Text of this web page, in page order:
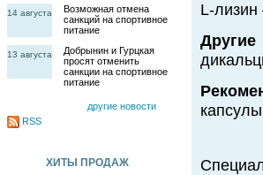
14 августа
Возможная отмена
санкций на спортивное
питание
13 августа
Добрынин и Гурцкая
просят отменить
санкции на спортивное
питание
другие новости
RSS
ХИТЫ ПРОДАЖ
L-лизин